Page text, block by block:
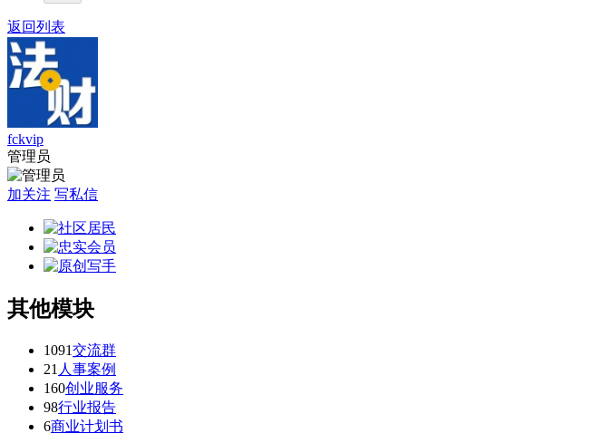
返回列表
fckvip
管理员
加关注 写私信
其他模块
1091交流群
21 人事案例
160创业服务
98行业报告
6商业计划书